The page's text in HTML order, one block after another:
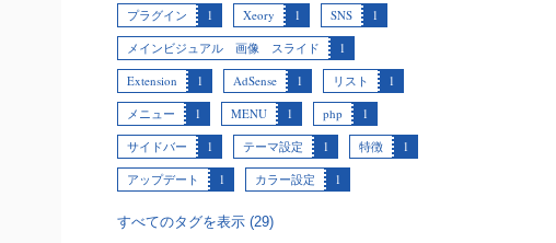
プラグイン
1 Xeory 1 SNS
1
メインビジュアル 画像 スライド
1
Extension
1 AdSense 1 リスト
1
メニュー
1 MENU 1 php
1
サイドバー
1 テーマ設定 1 特徴
1
アップデート
1 カラー設定 1
すべてのタグを表示 (29)